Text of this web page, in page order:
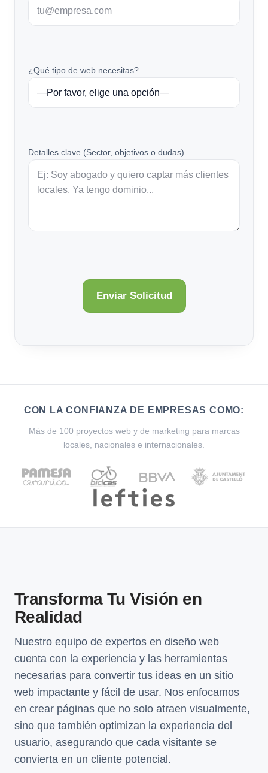
¿Qué tipo de web necesitas?
Detalles clave (Sector, objetivos o dudas)
CON LA CONFIANZA DE EMPRESAS COMO:
Más de 100 proyectos web y de marketing para marcas
locales, nacionales e internacionales.
Transforma Tu Visión en
Realidad
Nuestro equipo de expertos en diseño web
cuenta con la experiencia y las herramientas
necesarias para convertir tus ideas en un sitio
web impactante y fácil de usar. Nos enfocamos
en crear páginas que no solo atraen visualmente,
sino que también optimizan la experiencia del
usuario, asegurando que cada visitante se
convierta en un cliente potencial.